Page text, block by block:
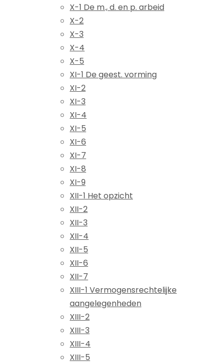
X-1 De m., d. en p. arbeid
X-2
X-3
X-4
X-5
XI-1 De geest. vorming
XI-2
XI-3
XI-4
XI-5
XI-6
XI-7
XI-8
XI-9
XII-1 Het opzicht
XII-2
XII-3
XII-4
XII-5
XII-6
XII-7
XIII-1 Vermogensrechtelijke
aangelegenheden
XIII-2
XIII-3
XIII-4
XIII-5